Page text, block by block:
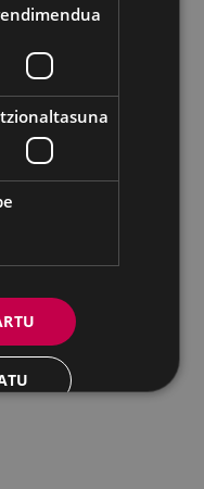
1 | 20600 Eibar
943 70 84 16 |